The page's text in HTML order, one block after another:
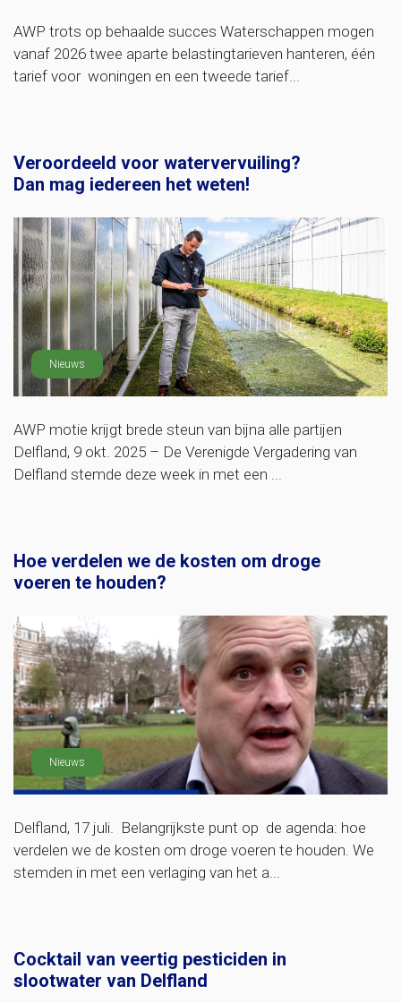
AWP trots op behaalde succes Waterschappen mogen
vanaf 2026 twee aparte belastingtarieven hanteren, één
tarief voor woningen en een tweede tarief...
Veroordeeld voor watervervuiling?
Dan mag iedereen het weten!
Nieuws
AWP motie krijgt brede steun van bijna alle partijen
Delfland, 9 okt. 2025 – De Verenigde Vergadering van
Delfland stemde deze week in met een ...
Hoe verdelen we de kosten om droge
voeren te houden?
Nieuws
Delfland, 17 juli. Belangrijkste punt op de agenda: hoe
verdelen we de kosten om droge voeren te houden. We
stemden in met een verlaging van het a...
Cocktail van veertig pesticiden in
slootwater van Delfland